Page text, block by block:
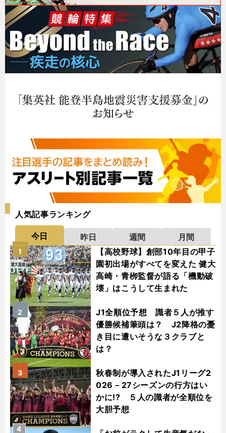
人気記事ランキング
今日 昨日 週間
月間
【高校野球】創部10年目の甲子
園初出場がすべてを変えた 健大
高崎・青栁監督が語る「機動破
壊」はこうして生まれた
1
J1全順位予想 識者５人が推す
優勝候補筆頭は？ J2降格の憂
き目に遭いそうな３クラブと
は？
2
秋春制が導入されたJ1リーグ2
026－27シーズンの行方はい
かに!? ５人の識者が全順位を
大胆予想
3
4